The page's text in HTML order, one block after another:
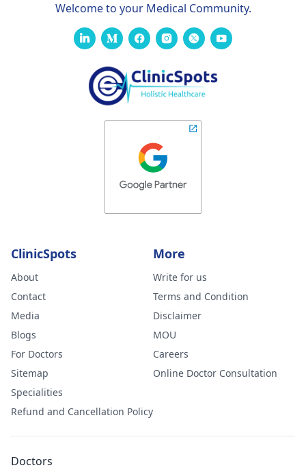
Welcome to your Medical Community.
ClinicSpots
About
Contact
Media
Blogs
For Doctors
Sitemap
Specialities
Refund and Cancellation Policy
More
Write for us
Terms and Condition
Disclaimer
MOU
Careers
Online Doctor Consultation
Doctors